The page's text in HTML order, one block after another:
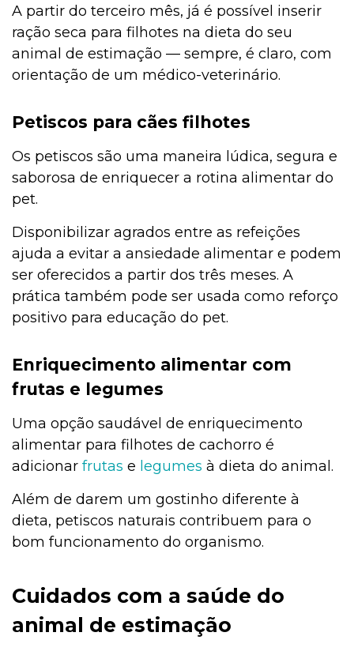
A partir do terceiro mês, já é possível inserir
ração seca para filhotes na dieta do seu
animal de estimação — sempre, é claro, com
orientação de um médico-veterinário.
Petiscos para cães filhotes
Os petiscos são uma maneira lúdica, segura e
saborosa de enriquecer a rotina alimentar do
pet.
Disponibilizar agrados entre as refeições
ajuda a evitar a ansiedade alimentar e podem
ser oferecidos a partir dos três meses. A
prática também pode ser usada como reforço
positivo para educação do pet.
Enriquecimento alimentar com
frutas e legumes
Uma opção saudável de enriquecimento
alimentar para filhotes de cachorro é
adicionar frutas e legumes à dieta do animal.
Além de darem um gostinho diferente à
dieta, petiscos naturais contribuem para o
bom funcionamento do organismo.
Cuidados com a saúde do
animal de estimação